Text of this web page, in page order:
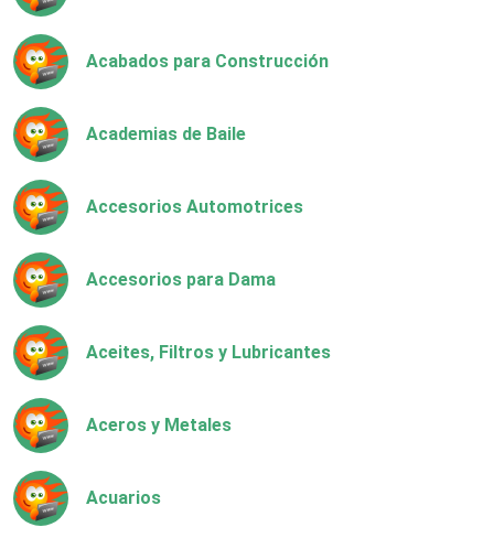
Acabados para Construcción
Academias de Baile
Accesorios Automotrices
Accesorios para Dama
Aceites, Filtros y Lubricantes
Aceros y Metales
Acuarios